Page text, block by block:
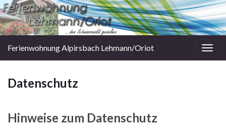
Ferienwohnung Alpirsbach Lehmann/Oriot
Datenschutz
Hinweise zum Datenschutz